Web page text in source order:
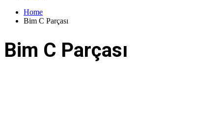
Home
Bim C Parçası
Bim C Parçası